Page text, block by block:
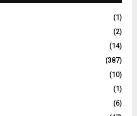
(1)
(2)
(14)
(387)
(10)
(1)
(6)